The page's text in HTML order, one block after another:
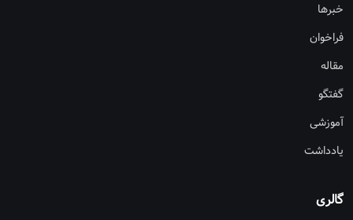
خبرها
فراخوان
مقاله
گفتگو
آموزشی
یادداشت
گالری